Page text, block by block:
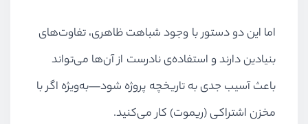
اما این دو دستور با وجود شباهت ظاهری، تفاوت‌های
بنیادین دارند و استفاده‌ی نادرست از آن‌ها می‌تواند
باعث آسیب جدی به تاریخچه پروژه شود—به‌ویژه اگر با
مخزن اشتراکی (ریموت) کار می‌کنید.